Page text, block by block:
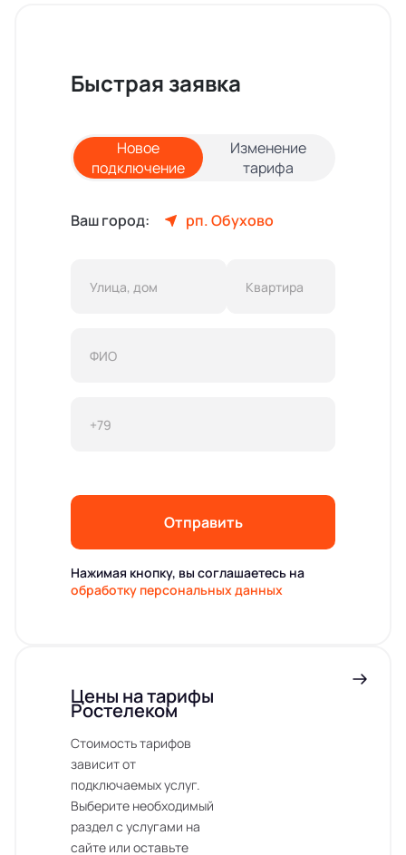
Быстрая заявка
Новое
подключение
Изменение
тарифа
Ваш город: рп. Обухово
Отправить
Нажимая кнопку, вы соглашаетесь на
обработку персональных данных
Цены на тарифы
Ростелеком
Стоимость тарифов
зависит от
подключаемых услуг.
Выберите необходимый
раздел с услугами на
сайте или оставьте